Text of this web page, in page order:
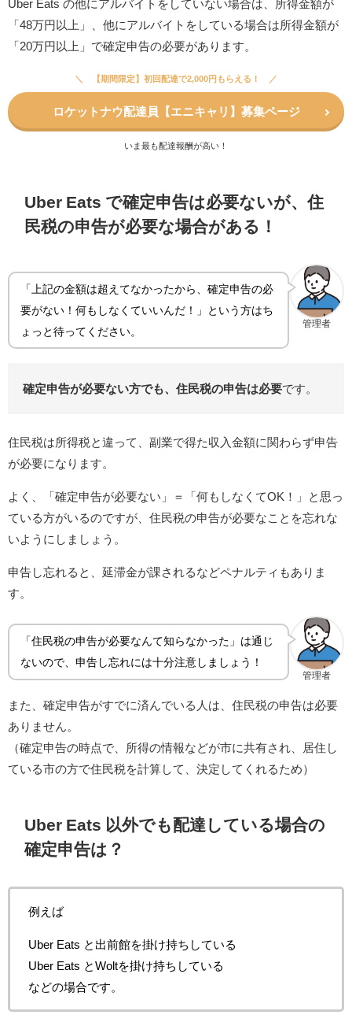
Uber Eats の他にアルバイトをしていない場合は、所得金額が
「48万円以上」、他にアルバイトをしている場合は所得金額が
「20万円以上」で確定申告の必要があります。
【期間限定】初回配達で2,000円もらえる！
ロケットナウ配達員【エニキャリ】 募集ページ
いま最も配達報酬が高い！
Uber Eats で確定申告は必要ないが、住
民税の申告が必要な場合がある！
管理者
「上記の金額は超えてなかったから、確定申告の必
要がない！何もしなくていいんだ！」という方はち
ょっと待ってください。
確定申告が必要ない方でも、住民税の申告は必要です。
住民税は所得税と違って、副業で得た収入金額に関わらず申告
が必要になります。
よく、「確定申告が必要ない」＝「何もしなくてOK！」と思っ
ている方がいるのですが、住民税の申告が必要なことを忘れな
いようにしましょう。
申告し忘れると、延滞金が課されるなどペナルティもありま
す。
管理者
「住民税の申告が必要なんて知らなかった」は通じ
ないので、申告し忘れには十分注意しましょう！
また、確定申告がすでに済んでいる人は、住民税の申告は必要
ありません。
（確定申告の時点で、所得の情報などが市に共有され、居住し
ている市の方で住民税を計算して、決定してくれるため）
Uber Eats 以外でも配達している場合の
確定申告は？
例えば
Uber Eats と出前館を掛け持ちしている
Uber Eats とWoltを掛け持ちしている
などの場合です。